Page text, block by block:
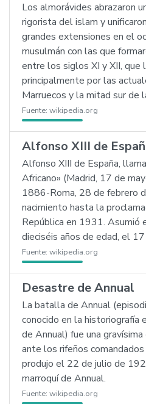
Los almorávides abrazaron
rigorista del islam y
grandes extensiones en el
musulmán con las que
entre los siglos XI y XII,
principalmente por las
Marruecos y la mitad sur de
Fuente: wikipedia.org
Alfonso XIII de
Alfonso XIII de España,
Africano» (Madrid, 17 de
1886-Roma, 28 de febrero
nacimiento hasta la
República en 1931. Asumió
dieciséis años de edad, el
Fuente: wikipedia.org
Desastre de Annual
La batalla de Annual
conocido en la historiografía
de Annual) fue una
ante los rifeños
produjo el 22 de julio de
marroquí de Annual.
Fuente: wikipedia.org